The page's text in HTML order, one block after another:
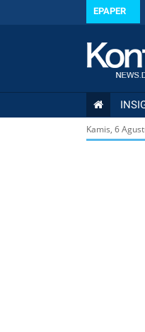
EPAPER
Kamis, 6